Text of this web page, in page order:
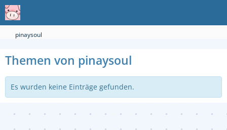
pinaysoul
Themen von pinaysoul
Es wurden keine Einträge gefunden.